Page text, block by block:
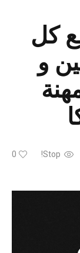
كل
و
Stop!
0